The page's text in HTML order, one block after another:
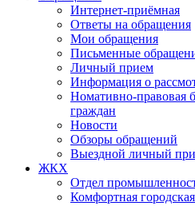
Интернет-приёмная
Ответы на обращения
Мои обращения
Письменные
Личный прием
Информация о
Номативно-правовая
граждан
Новости
Обзоры обращений
Выездной личный
ЖКХ
Отдел
Комфортная